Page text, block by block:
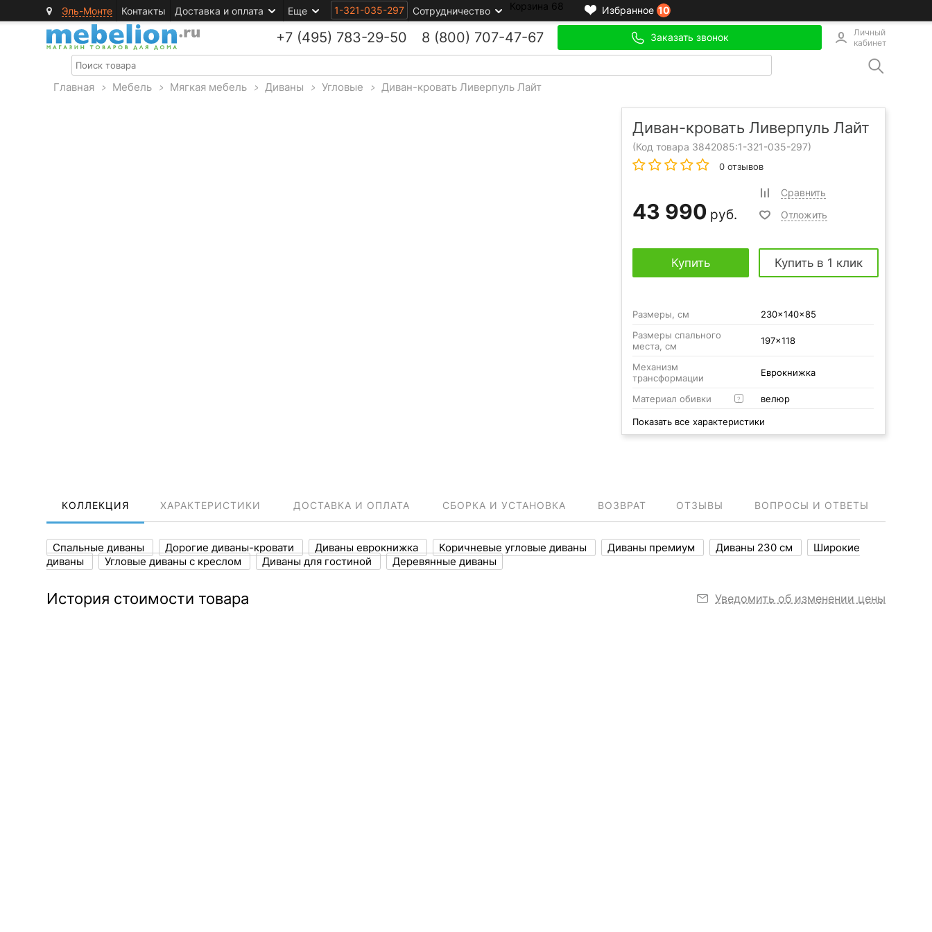
Эль-Монте Контакты Доставка и оплата Еще 1-321-035-297 Сотрудничество Избранное 10
Корзина 68
+7 (495) 783-29-50 8 (800) 707-47-67 Заказать звонок
Личный
кабинет
Главная > Мебель > Мягкая мебель > Диваны > Угловые > Диван-кровать Ливерпуль Лайт
Диван-кровать Ливерпуль Лайт
(Код товара 3842085:1-321-035-297)
0 отзывов
43 990 руб.
Сравнить
Отложить
Купить Купить в 1 клик
Размеры, см
230x140x85
Размеры спального
места, см
197x118
Механизм
трансформации
Еврокнижка
Материал обивки ? велюр
Показать все характеристики
КОЛЛЕКЦИЯ ХАРАКТЕРИСТИКИ ДОСТАВКА И ОПЛАТА СБОРКА И УСТАНОВКА ВОЗВРАТ ОТЗЫВЫ ВОПРОСЫ И ОТВЕТЫ
Спальные диваны Дорогие диваны-кровати Диваны еврокнижка Коричневые угловые диваны Диваны премиум Диваны 230 см
Широкие
диваны
Угловые диваны с креслом Диваны для гостиной Деревянные диваны
История стоимости товара Уведомить об изменении цены